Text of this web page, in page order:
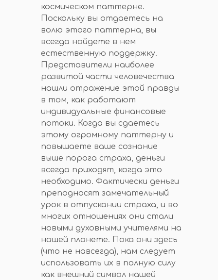
космическом паттерне.
Поскольку вы отдаетесь на
волю этого паттерна, вы
всегда найдете в нем
естественную поддержку.
Представители наиболее
развитой части человечества
нашли отражение этой правды
в том, как работают
индивидуальные финансовые
потоки. Когда вы сдаетесь
этому огромному паттерну и
повышаете ваше сознание
выше порога страха, деньги
всегда приходят, когда это
необходимо. Фактически деньги
преподносят замечательный
урок в отпускании страха, и во
многих отношениях они стали
новыми духовными учителями на
нашей планете. Пока они здесь
(что не навсегда), нам следует
использовать их в полную силу
как внешний символ нашей